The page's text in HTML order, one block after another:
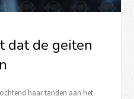
dat de geiten
haar tanden aan het